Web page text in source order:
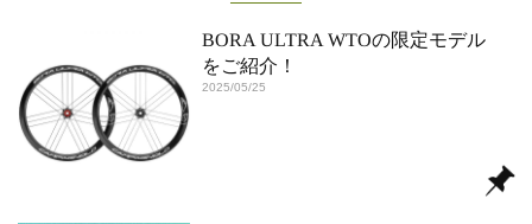
BORA ULTRA WTOの限定モデル
をご紹介！
2025/05/25